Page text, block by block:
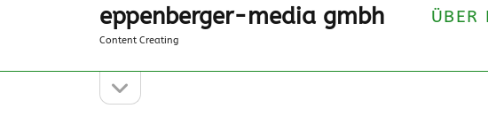
eppenberger-media gmbh
Content Creating
ÜBER
Seitenleisteöffnen